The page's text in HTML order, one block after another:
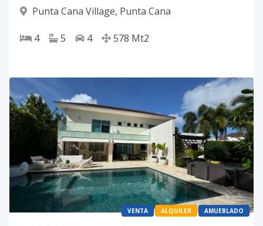
Punta Cana Village, Punta Cana
4 5 4 578 Mt2
VENTA ALQUILER AMUEBLADO